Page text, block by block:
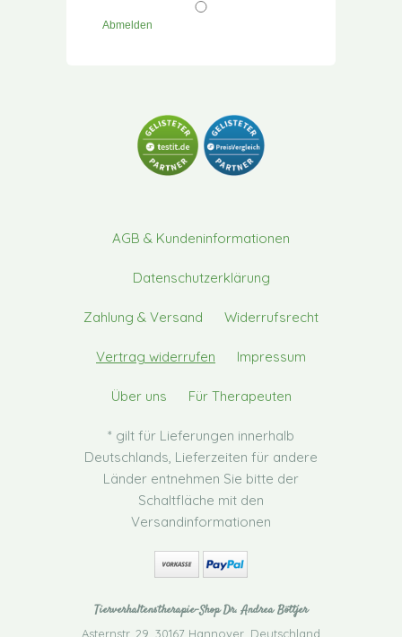
Abmelden
AGB & Kundeninformationen
Datenschutzerklärung
Zahlung & Versand Widerrufsrecht
Vertrag widerrufen Impressum
Über uns Für Therapeuten
* gilt für Lieferungen innerhalb
Deutschlands, Lieferzeiten für andere
Länder entnehmen Sie bitte der
Schaltfläche mit den
Versandinformationen
Tierverhaltenstherapie-Shop Dr. Andrea Böttjer
Asternstr. 29 30167 Hannover Deutschland